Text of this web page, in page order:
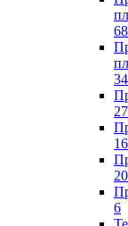
68
34
27
6